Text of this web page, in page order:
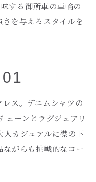
する御所車の車輪の
を与えるスタイルを
ス。デニムシャツの
ェーンとラグジュアリ
人カジュアルに襟の下
ながらも挑戦的なコー